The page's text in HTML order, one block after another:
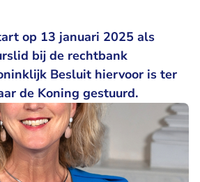
op 13 januari 2025 als
bij de rechtbank
Besluit hiervoor is ter
de Koning gestuurd.